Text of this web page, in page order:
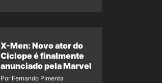
X-Men: Novo ator do
Ciclope é finalmente
anunciado pela Marvel
Por Fernando Pimenta